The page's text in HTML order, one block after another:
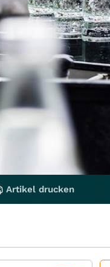
Artikel drucken